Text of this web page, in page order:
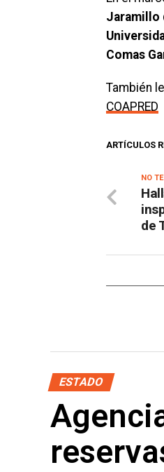
Jaramillo
Comas
También
COAPRED
ARTÍCULOS
NO
de
ESTADO